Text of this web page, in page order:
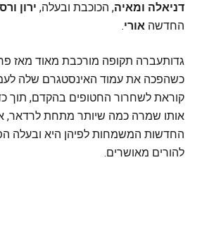
דניאלה ומאיה, הכוכבת ובעלה, ירון
החדשה אורי.
גדותעברה תקופה מורכבת מאוד מאז
כשהפכה את עמוד האינסטגרם שלה
קוראת לשחרור החטופים בהקדם, תוך
אותו שמרה כמה שיותר מתחת לרדאר,
החדשות המשמחות לפיהן היא ובעלה
להורים מאושרים.